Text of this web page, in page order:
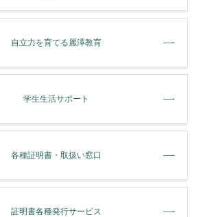
⾃⽴⼒を育てる麗澤教育
学⽣⽣活サポート
各種証明書・取扱い窓⼝
証明書各種発行サービス